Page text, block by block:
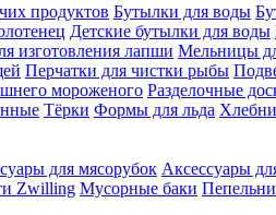
продуктов Бутылки для воды
Детские бутылки для воды
изготовления лапши Мельницы
Перчатки для чистки рыбы
мороженого Разделочные
Тёрки Формы для льда
для мясорубок Аксессуары
Zwilling Мусорные баки